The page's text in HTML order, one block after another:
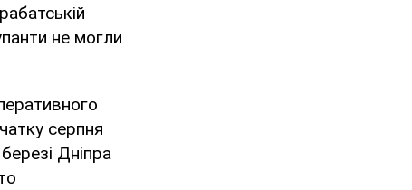
не могли
серпня
Дніпра